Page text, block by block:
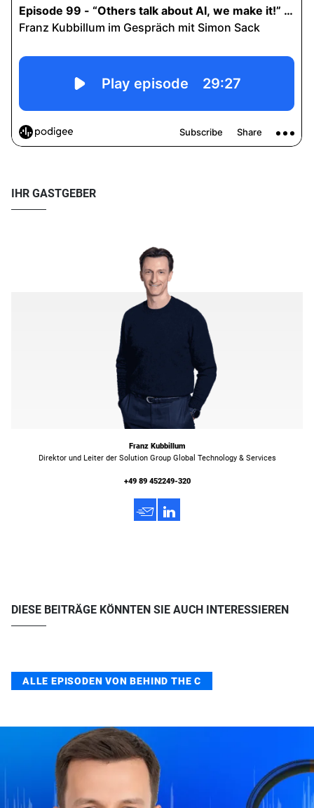
IHR GASTGEBER
Franz Kubbillum
Direktor und Leiter der Solution Group Global Technology & Services
+49 89 452249-320
h 3
DIESE BEITRÄGE KÖNNTEN SIE AUCH INTERESSIEREN
ALLE EPISODEN VON BEHIND THE C